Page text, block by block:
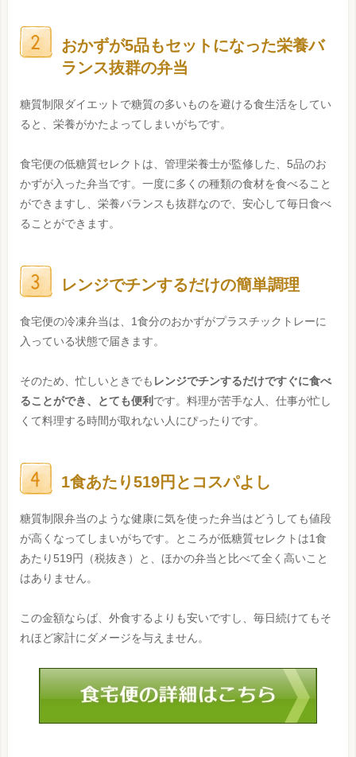
おかずが5品もセットになった栄養バ
ランス抜群の弁当
糖質制限ダイエットで糖質の多いものを避ける食生活をしてい
ると、栄養がかたよってしまいがちです。
食宅便の低糖質セレクトは、管理栄養士が監修した、5品のお
かずが入った弁当です。一度に多くの種類の食材を食べること
ができますし、栄養バランスも抜群なので、安心して毎日食べ
ることができます。
レンジでチンするだけの簡単調理
食宅便の冷凍弁当は、1食分のおかずがプラスチックトレーに
入っている状態で届きます。
そのため、忙しいときでも レンジでチンするだけですぐに食べ
ることができ、とても便利 です。料理が苦手な人、仕事が忙し
くて料理する時間が取れない人にぴったりです。
1食あたり519円とコスパよし
糖質制限弁当のような健康に気を使った弁当はどうしても値段
が高くなってしまいがちです。ところが低糖質セレクトは1食
あたり519円（税抜き）と、ほかの弁当と比べて全く高いこと
はありません。
この金額ならば、外食するよりも安いですし、毎日続けてもそ
れほど家計にダメージを与えません。